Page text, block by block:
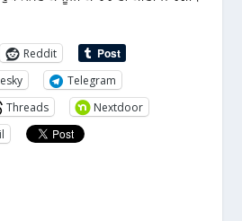
Reddit
Telegram
Threads
Nextdoor